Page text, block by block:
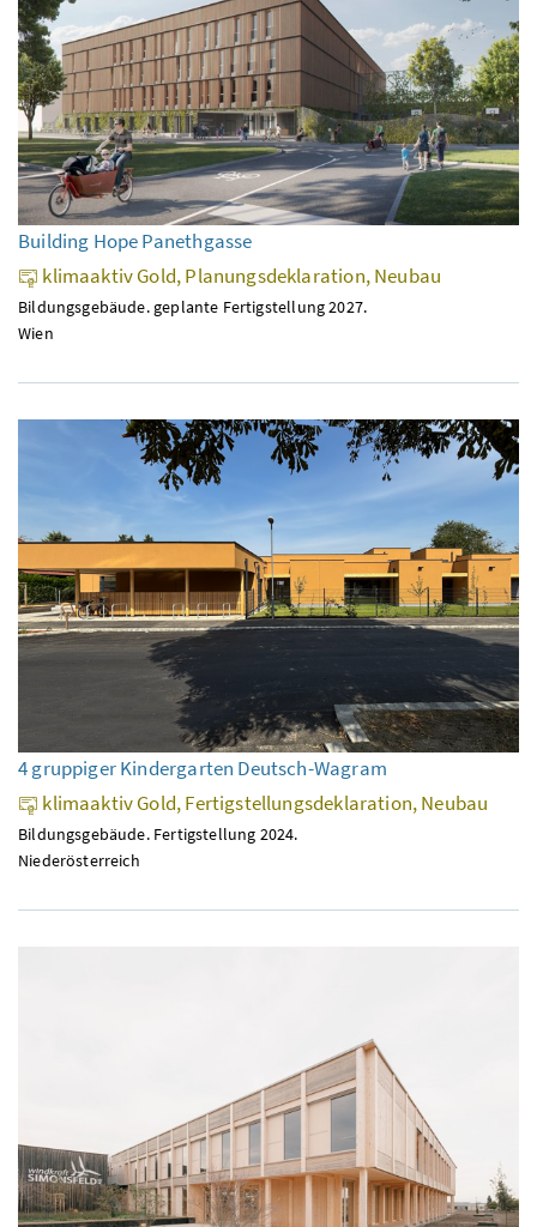
Building Hope Panethgasse
klimaaktiv Gold, Planungsdeklaration, Neubau
Bildungsgebäude. geplante Fertigstellung 2027.
Wien
4 gruppiger Kindergarten Deutsch-Wagram
klimaaktiv Gold, Fertigstellungsdeklaration, Neubau
Bildungsgebäude. Fertigstellung 2024.
Niederösterreich